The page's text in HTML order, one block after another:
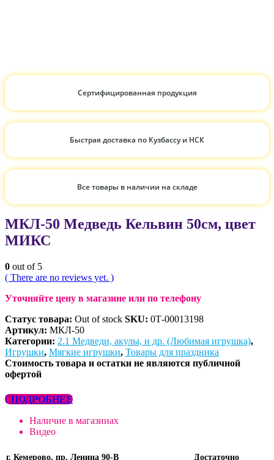
Сертифицированная продукция
Быстрая доставка по Кузбассу и НСК
Все товары в наличии на складе
МКЛ-50 Медведь Кельвин 50см, цвет
МИКС
0 out of 5
( There are no reviews yet. )
Уточняйте цену в магазине или по телефону
Статус товара: Out of stock SKU: 0Т-00013198
Артикул: МКЛ-50
Категории: 2.1 Медведи, акулы, и др. (Любимая игрушка),
Игрушки, Мягкие игрушки, Товары для праздника
Стоимость товара и остатки не являются публичной
офертой
ПОДРОБНЕЕ
Наличие в магазинах
Видео
г. Кемерово, пр. Ленина 90-В Достаточно